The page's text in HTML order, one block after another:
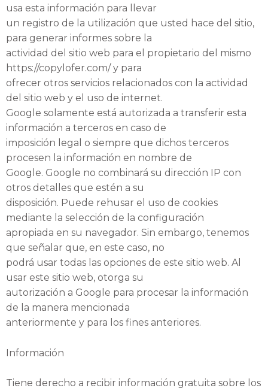
usa esta información para llevar
un registro de la utilización que usted hace del sitio,
para generar informes sobre la
actividad del sitio web para el propietario del mismo
https://copylofer.com/ y para
ofrecer otros servicios relacionados con la actividad
del sitio web y el uso de internet.
Google solamente está autorizada a transferir esta
información a terceros en caso de
imposición legal o siempre que dichos terceros
procesen la información en nombre de
Google. Google no combinará su dirección IP con
otros detalles que estén a su
disposición. Puede rehusar el uso de cookies
mediante la selección de la configuración
apropiada en su navegador. Sin embargo, tenemos
que señalar que, en este caso, no
podrá usar todas las opciones de este sitio web. Al
usar este sitio web, otorga su
autorización a Google para procesar la información
de la manera mencionada
anteriormente y para los fines anteriores.
Información
Tiene derecho a recibir información gratuita sobre los